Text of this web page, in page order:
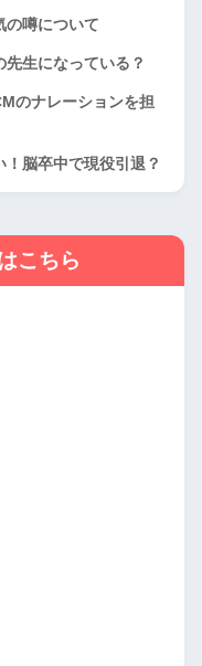
の噂について
生になっている？
のナレーションを担
脳卒中で現役引退？
こちら